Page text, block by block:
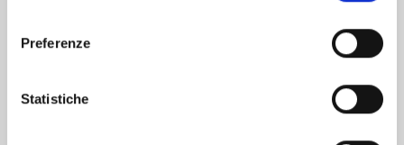
Preferenze
Statistiche